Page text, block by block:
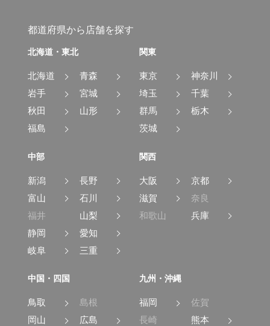
都道府県から店舗を探す
北海道・東北
北海道
青森
岩手
宮城
秋田
山形
福島
関東
東京
神奈川
埼玉
千葉
群馬
栃木
茨城
中部
新潟
長野
富山
石川
福井
山梨
静岡
愛知
岐阜
三重
関西
大阪
京都
滋賀
奈良
和歌山
兵庫
中国・四国
鳥取
島根
岡山
広島
九州・沖縄
福岡
佐賀
長崎
熊本